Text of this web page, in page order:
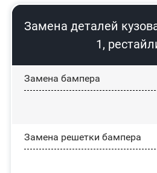
Замена деталей
1,
Замена бампера
Замена решетки бампера